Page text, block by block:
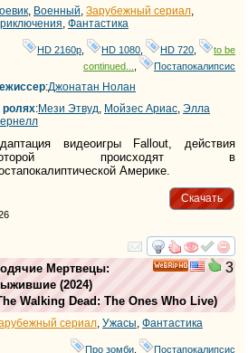
Военный Зарубежный сериал
Фантастика
HD 2160р HD 1080 HD 720
to be
continued...
Постапокалипсис
:Джонатан Нолан
ролях:Мези Этвуд Мойзес Ариас Элла
видеоигры Fallout, действия
происходят ​​в
Америке.
Скачать
смотреть
3
Мертвецы:
(2024)
Walking Dead: The Ones Who Live)
сериал Ужасы Фантастика
Про зомби Постапокалипсис